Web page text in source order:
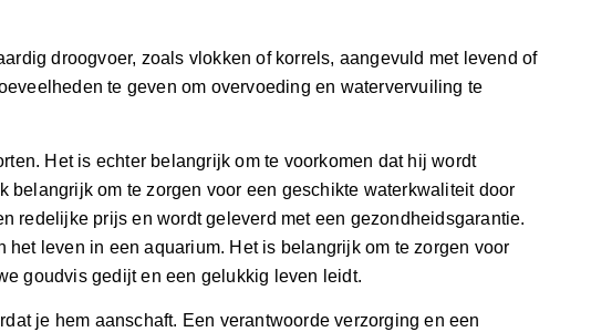
droogvoer, zoals vlokken of korrels, aangevuld met levend of
te geven om overvoeding en watervervuiling te
Het is echter belangrijk om te voorkomen dat hij wordt
belangrijk om te zorgen voor een geschikte waterkwaliteit door
redelijke prijs en wordt geleverd met een gezondheidsgarantie.
leven in een aquarium. Het is belangrijk om te zorgen voor
goudvis gedijt en een gelukkig leven leidt.
je hem aanschaft. Een verantwoorde verzorging en een